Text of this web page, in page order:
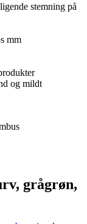
stemning på
mm
og mildt
grågrøn,